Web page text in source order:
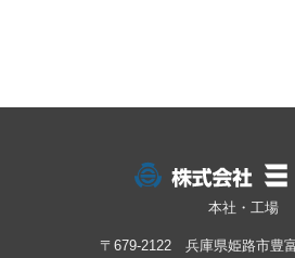
本社・工場
〒679-2122 兵庫県姫路市豊